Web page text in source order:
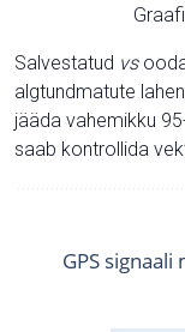
Salvestatud vs
algtundmatute
jääda vahemikku
saab kontrollida
GPS